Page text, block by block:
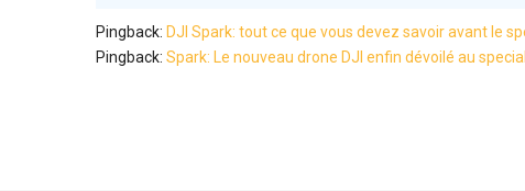
Pingback: DJI Spark: tout ce que vous devez savoir avant le
Pingback: Spark: Le nouveau drone DJI enfin dévoilé au